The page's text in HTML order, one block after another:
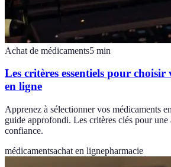
Achat de médicaments5 min
Les critères essentiels pour choisir
en ligne
Apprenez à sélectionner vos médicaments
guide approfondi. Les critères clés pour une
confiance.
médicamentsachat en lignepharmacie